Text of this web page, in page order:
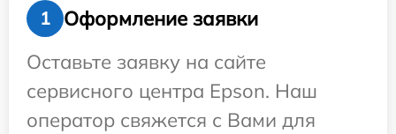
1
Оформление заявки
Оставьте заявку на сайте
сервисного центра Epson. Наш
оператор свяжется с Вами для